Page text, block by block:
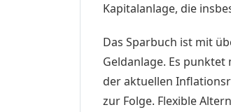
Kapitalanlage, die
Das Sparbuch ist mit
Geldanlage. Es
der aktuellen
zur Folge. Flexible